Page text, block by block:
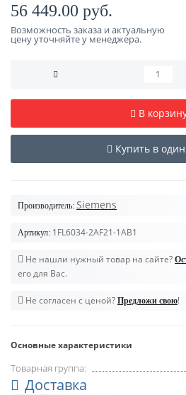
56 449.00 руб.
Возможность заказа и актуальную
цену уточняйте у менеджера.
В
Купить в
Производитель: Siemens
Артикул: 1FL6034-2AF21-1AB1
Не нашли нужный товар на сайте?
его для Вас.
Не согласен с ценой? Предложи свою!
Основные характеристики
Товарная группа:
Доставка